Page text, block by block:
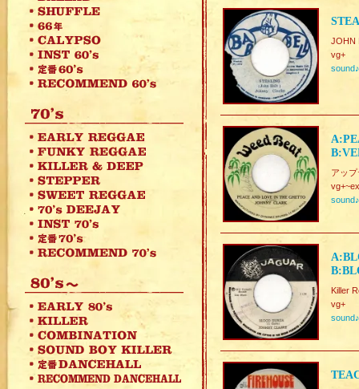
JOHN
vg+
sound♪
アッ
sound♪
Killer
vg+
sound♪